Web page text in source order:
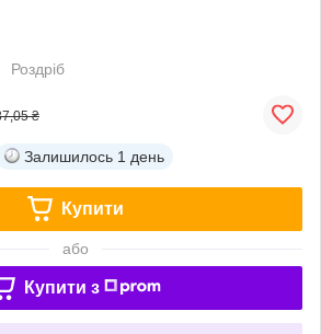
Роздріб
₴
Залишилось 1 день
Купити
або
Купити з